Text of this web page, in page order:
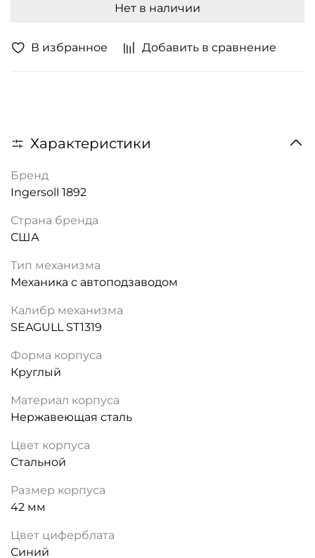
В избранное Добавить в сравнение
Нет в наличии
Характеристики
Бренд
Ingersoll 1892
Страна бренда
США
Тип механизма
Механика с автоподзаводом
Калибр механизма
SEAGULL ST1319
Форма корпуса
Круглый
Материал корпуса
Нержавеющая сталь
Цвет корпуса
Стальной
Размер корпуса
42 мм
Цвет циферблата
Синий